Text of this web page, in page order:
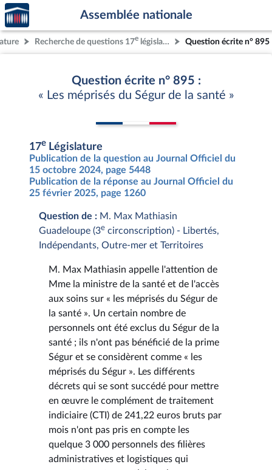
Aller au contenu
Aller en bas de la page
Accèder
à la
page
d'accueil
Assemblée nationale
Recherche de questions 17e législature Question écrite n° 895
Question écrite n° 895 :
« Les méprisés du Ségur de la santé »
17e Législature
Publication de la question au Journal Officiel du
15 octobre 2024, page 5448
Publication de la réponse au Journal Officiel du
25 février 2025, page 1260
Question de : M. Max Mathiasin
Guadeloupe (3e circonscription) - Libertés,
Indépendants, Outre-mer et Territoires
M. Max Mathiasin appelle l'attention de
Mme la ministre de la santé et de l'accès
aux soins sur « les méprisés du Ségur de
la santé ». Un certain nombre de
personnels ont été exclus du Ségur de la
santé ; ils n'ont pas bénéficié de la prime
Ségur et se considèrent comme « les
méprisés du Ségur ». Les différents
décrets qui se sont succédé pour mettre
en œuvre le complément de traitement
indiciaire (CTI) de 241,22 euros bruts par
mois n'ont pas pris en compte les
quelque 3 000 personnels des filières
administratives et logistiques qui